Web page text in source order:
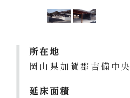
所在地
岡山県加賀郡吉備中
延床面積